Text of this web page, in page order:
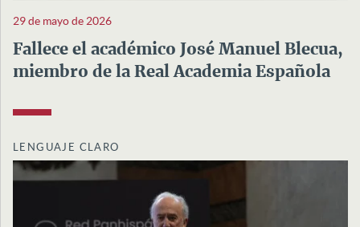
29 de mayo de 2026
Fallece el académico José Manuel Blecua,
miembro de la Real Academia Española
LENGUAJE CLARO